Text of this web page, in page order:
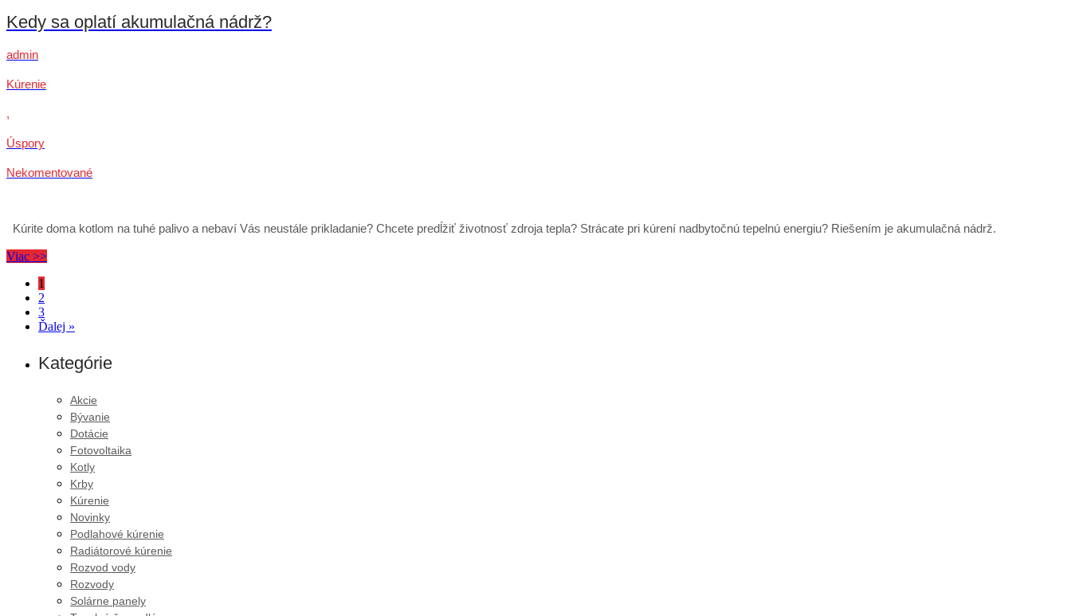
Kedy sa oplatí akumulačná nádrž?
admin
Kúrenie
,
Úspory
Nekomentované
Kúrite doma kotlom na tuhé palivo a nebaví Vás neustále prikladanie? Chcete predĺžiť životnosť zdroja tepla? Strácate pri kúrení nadbytočnú tepelnú energiu? Riešením je akumulačná nádrž.
Viac >>
1
2
3
Ďalej »
Kategórie
Akcie
Bývanie
Dotácie
Fotovoltaika
Kotly
Krby
Kúrenie
Novinky
Podlahové kúrenie
Radiátorové kúrenie
Rozvod vody
Rozvody
Solárne panely